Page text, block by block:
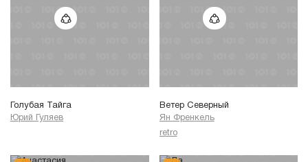
Голубая Тайга
Юрий Гуляев
Ветер Северный
Ян Френкель
retro